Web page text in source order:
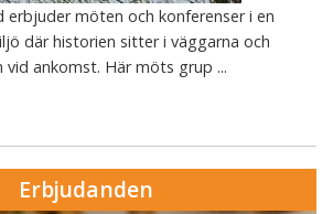
möten och konferenser i en
där historien sitter i väggarna och
ankomst. Här möts grup ...
Erbjudanden